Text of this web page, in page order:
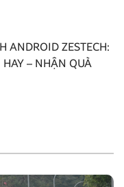
ANDROID ZESTECH:
– NHẬN QUÀ